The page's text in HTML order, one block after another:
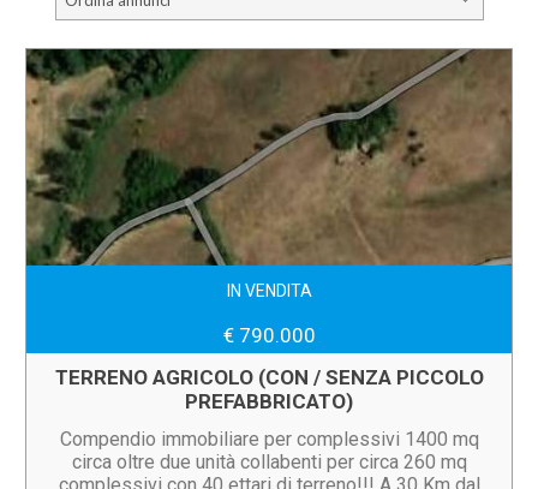
IN VENDITA
€ 790.000
TERRENO AGRICOLO (CON / SENZA PICCOLO
PREFABBRICATO)
Compendio immobiliare per complessivi 1400 mq
circa oltre due unità collabenti per circa 260 mq